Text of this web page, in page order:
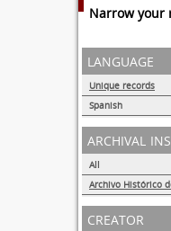
Narrow your
language
Unique records
Spanish
archival
All
Archivo Histórico
creator